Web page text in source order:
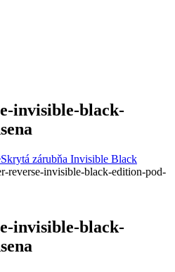
invisible-black-
Skrytá zárubňa Invisible Black
reverse-invisible-black-edition-pod-
invisible-black-